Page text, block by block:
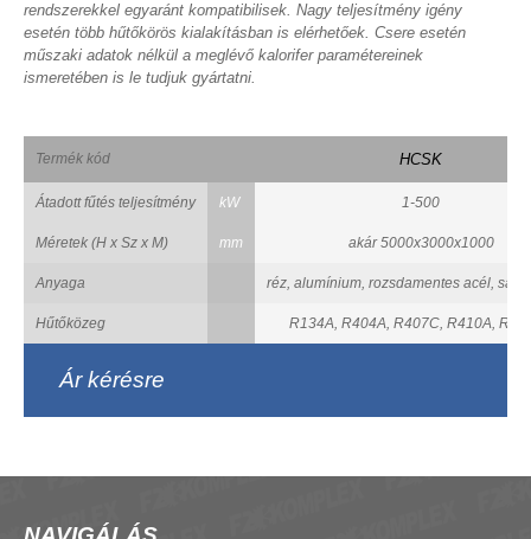
rendszerekkel egyaránt kompatibilisek. Nagy teljesítmény igény
esetén több hűtőkörös kialakításban is elérhetőek. Csere esetén
műszaki adatok nélkül a meglévő kalorifer paramétereinek
ismeretében is le tudjuk gyártatni.
Termék kód HCSK
Átadott fűtés teljesítmény kW 1-500
Méretek (H x Sz x M) mm akár 5000x3000x1000
Anyaga réz, alumínium, rozsdamentes acél,
Hűtőközeg R134A, R404A, R407C, R410A, R32
Ár kérésre